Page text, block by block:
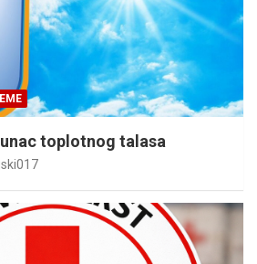
toplotnog talasa